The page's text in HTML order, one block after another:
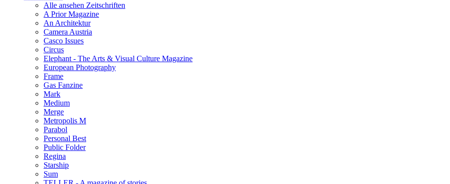
Alle ansehen Zeitschriften
A Prior Magazine
An Architektur
Camera Austria
Casco Issues
Circus
Elephant - The Arts & Visual Culture Magazine
European Photography
Frame
Gas Fanzine
Mark
Medium
Merge
Metropolis M
Parabol
Personal Best
Public Folder
Regina
Starship
Sum